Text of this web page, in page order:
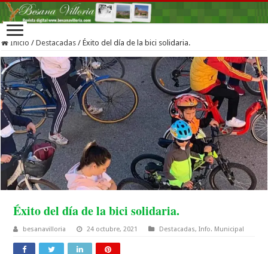
Inicio / Destacadas / Éxito del día de la bici solidaria.
Éxito del día de la bici solidaria.
besanavilloria 24 octubre, 2021 Destacadas,Info. Municipal